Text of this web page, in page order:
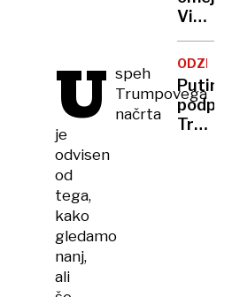
U speh
Trumpovega
načrta
je
odvisen
od
tega,
kako
gledamo
nanj,
ali
cesti.
Kaj
je
vzrok?
trg
ne
bo
ODZIV
Putin
podprl